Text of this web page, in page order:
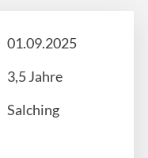
01.09.2025
3,5 Jahre
Salching